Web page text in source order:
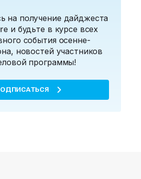
на получение дайджеста
и будьте в курсе всех
события осенне-
новостей участников
программы!